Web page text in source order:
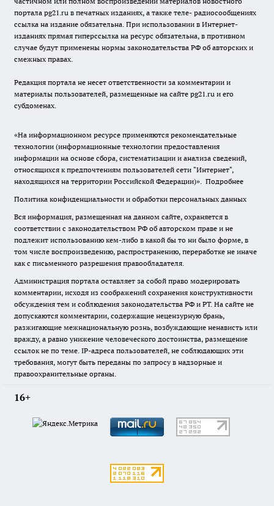
портала pg21.ru в печатных изданиях, а также теле- радиосообщениях
ссылка на издание обязательна. При использовании в Интернет-
изданиях прямая гиперссылка на ресурс обязательна, в противном
случае будут применены нормы законодательства РФ об авторских и
смежных правах.
Редакция портала не несет ответственности за комментарии и
материалы пользователей, размещенные на сайте pg21.ru и его
субдоменах.
«На информационном ресурсе применяются рекомендательные
технологии (информационные технологии предоставления
информации на основе сбора, систематизации и анализа сведений,
относящихся к предпочтениям пользователей сети "Интернет",
находящихся на территории Российской Федерации)». Подробнее
Политика конфиденциальности и обработки персональных данных
Вся информация, размещенная на данном сайте, охраняется в
соответствии с законодательством РФ об авторском праве и не
подлежит использованию кем-либо в какой бы то ни было форме, в
том числе воспроизведению, распространению, переработке не иначе
как с письменного разрешения правообладателя.
Администрация портала оставляет за собой право модерировать
комментарии, исходя из соображений сохранения конструктивности
обсуждения тем и соблюдения законодательства РФ и РТ. На сайте не
допускаются комментарии, содержащие нецензурную брань,
разжигающие межнациональную рознь, возбуждающие ненависть или
вражду, а равно унижение человеческого достоинства, размещение
ссылок не по теме. IP-адреса пользователей, не соблюдающих эти
требования, могут быть переданы по запросу в надзорные и
правоохранительные органы.
16+